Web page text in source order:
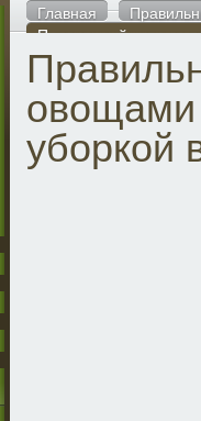
Главная
Правильный уход за
овощами
уборкой